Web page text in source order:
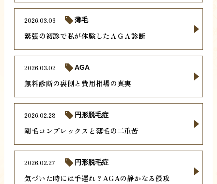
緊張の初診で私が体験したＡＧＡ診断
2026.03.03 薄毛
無料診断の裏側と費用相場の真実
2026.03.02 AGA
剛毛コンプレックスと薄毛の二重苦
2026.02.28 円形脱毛症
気づいた時には手遅れ？AGAの静かなる侵攻
2026.02.27 円形脱毛症